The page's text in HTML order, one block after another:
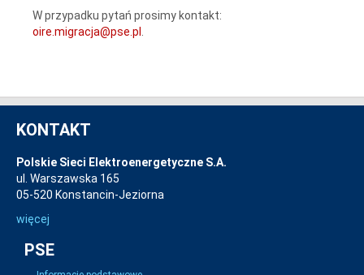
W przypadku pytań prosimy kontakt:
oire.migracja@pse.pl .
KONTAKT
Polskie Sieci Elektroenergetyczne S.A.
ul. Warszawska 165
05-520 Konstancin-Jeziorna
więcej
PSE